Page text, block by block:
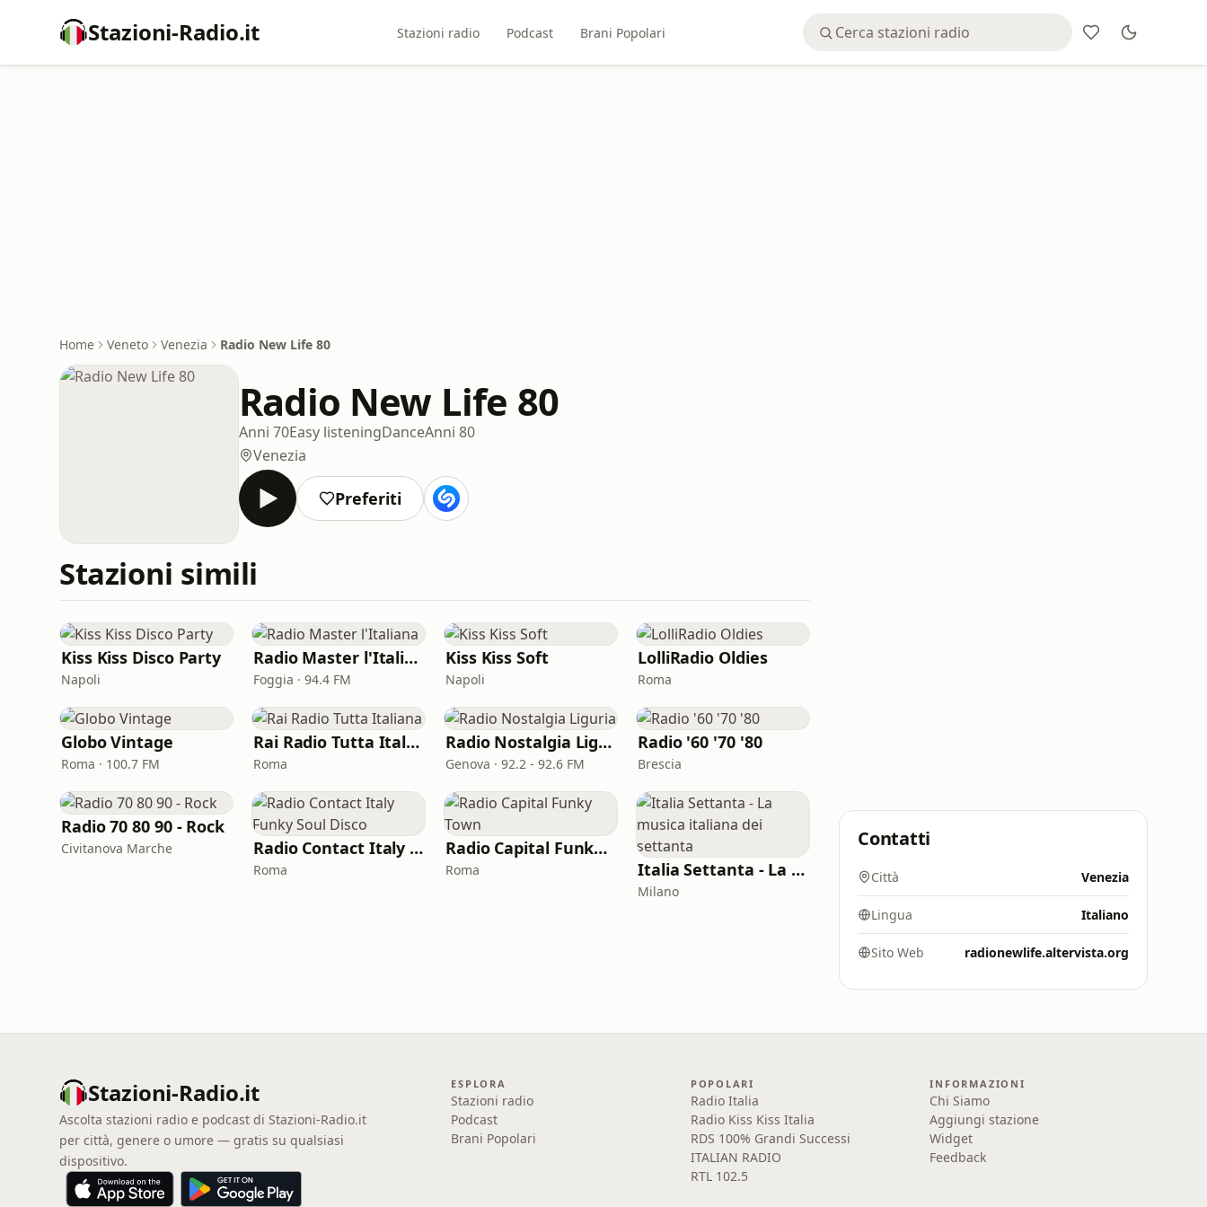
Stazioni-Radio.it Stazioni radio Podcast Brani Popolari
Home Veneto Venezia Radio New Life 80
Radio New Life 80
Anni 70Easy listeningDanceAnni 80
Venezia
Preferiti
Stazioni simili
Kiss Kiss Disco Party
Napoli
Radio Master l'Italiana
Foggia · 94.4 FM
Kiss Kiss Soft
Napoli
LolliRadio Oldies
Roma
Globo Vintage
Roma · 100.7 FM
Rai Radio Tutta Italiana
Roma
Radio Nostalgia Liguria
Genova · 92.2 - 92.6 FM
Radio '60 '70 '80
Brescia
Radio 70 80 90 - Rock
Civitanova Marche Radio Contact Italy Funky Soul Disco
Roma
Radio Capital Funky Town
Roma Italia Settanta - La musica italiana dei settanta
Milano
Contatti
Città Venezia
Lingua Italiano
Sito Web radionewlife.altervista.org
Stazioni-Radio.it
Ascolta stazioni radio e podcast di Stazioni-Radio.it
per città, genere o umore — gratis su qualsiasi
dispositivo.
ESPLORA
Stazioni radio
Podcast
Brani Popolari
POPOLARI
Radio Italia
Radio Kiss Kiss Italia
RDS 100% Grandi Successi
ITALIAN RADIO
RTL 102.5
INFORMAZIONI
Chi Siamo
Aggiungi stazione
Widget
Feedback